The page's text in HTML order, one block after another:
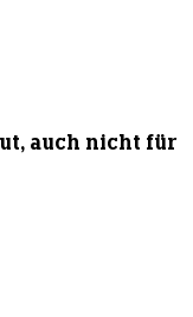
auch nicht für